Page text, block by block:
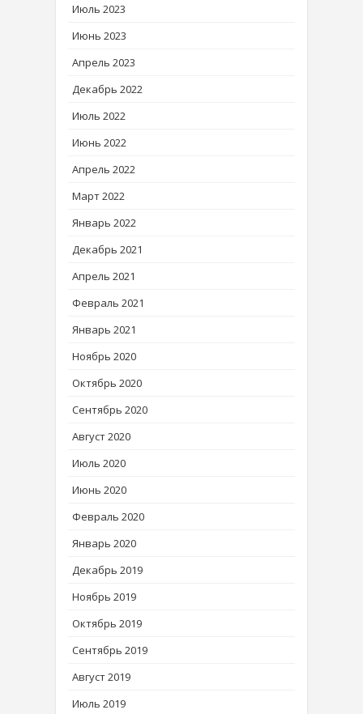
Июль 2023
Июнь 2023
Апрель 2023
Декабрь 2022
Июль 2022
Июнь 2022
Апрель 2022
Март 2022
Январь 2022
Декабрь 2021
Апрель 2021
Февраль 2021
Январь 2021
Ноябрь 2020
Октябрь 2020
Сентябрь 2020
Август 2020
Июль 2020
Июнь 2020
Февраль 2020
Январь 2020
Декабрь 2019
Ноябрь 2019
Октябрь 2019
Сентябрь 2019
Август 2019
Июль 2019